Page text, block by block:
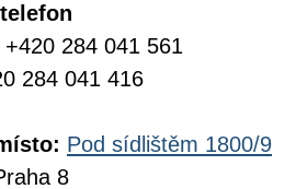
+420 284 041 561
284 041 416
Pod sídlištěm 1800/9
8